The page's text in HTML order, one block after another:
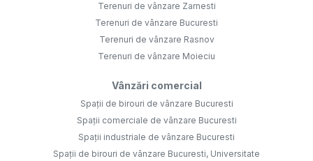
Terenuri de vânzare Zarnesti
Terenuri de vânzare Bucuresti
Terenuri de vânzare Rasnov
Terenuri de vânzare Moieciu
Vânzări comercial
Spații de birouri de vânzare Bucuresti
Spații comerciale de vânzare Bucuresti
Spații industriale de vânzare Bucuresti
Spații de birouri de vânzare Bucuresti, Universitate